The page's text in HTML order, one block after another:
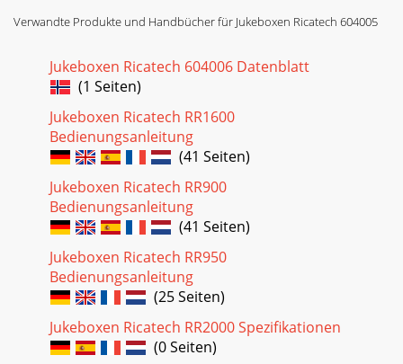
Verwandte Produkte und Handbücher für Jukeboxen Ricatech 604005
Jukeboxen Ricatech 604006 Datenblatt
(1 Seiten)
Jukeboxen Ricatech RR1600
Bedienungsanleitung
(41 Seiten)
Jukeboxen Ricatech RR900
Bedienungsanleitung
(41 Seiten)
Jukeboxen Ricatech RR950
Bedienungsanleitung
(25 Seiten)
Jukeboxen Ricatech RR2000 Spezifikationen
(0 Seiten)